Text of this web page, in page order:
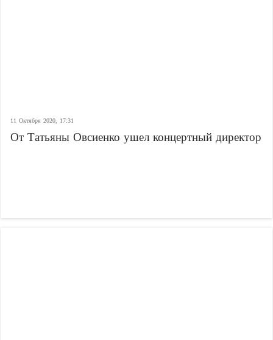
11 Октября 2020, 17:31
От Татьяны Овсиенко ушел концертный директор